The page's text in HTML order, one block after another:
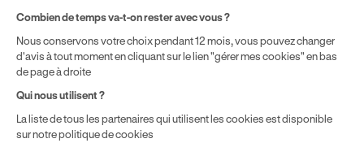
Combien de temps va-t-on rester avec vous ?
Nous conservons votre choix pendant 12 mois, vous pouvez changer
d'avis à tout moment en cliquant sur le lien "gérer mes cookies" en bas
de page à droite
Qui nous utilisent ?
La liste de tous les partenaires qui utilisent les cookies est disponible
sur notre politique de cookies